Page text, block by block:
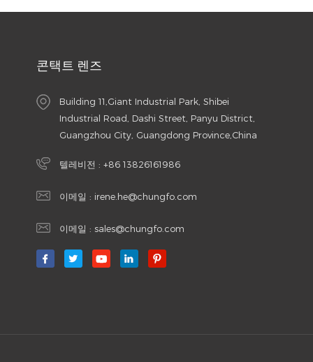
콘택트 렌즈
Building 11,Giant Industrial Park, Shibei
Industrial Road, Dashi Street, Panyu District,
Guangzhou City, Guangdong Province,China
텔레비전 : +86 13826161986
이메일 : irene.he@chungfo.com
이메일 : sales@chungfo.com